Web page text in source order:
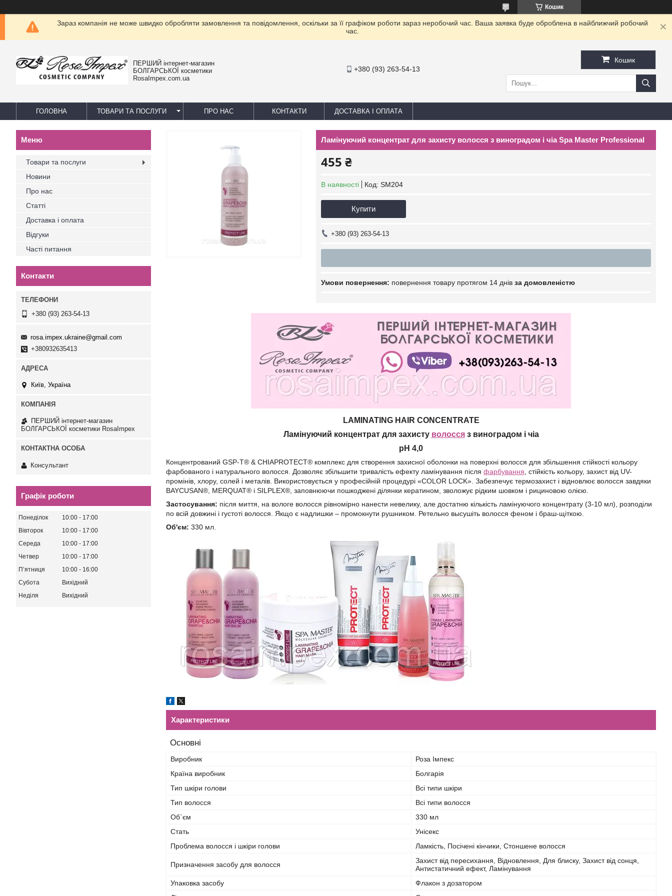
Кошик
Зараз компанія не може швидко обробляти замовлення та повідомлення, оскільки за її графіком роботи зараз неробочий час. Ваша заявка буде оброблена в найближчий робочий
час.
ПЕРШИЙ інтернет-магазин
БОЛГАРСЬКОЇ косметики
RosaImpex.com.ua
+380 (93) 263-54-13
Кошик
ГОЛОВНА ТОВАРИ ТА ПОСЛУГИ ПРО НАС КОНТАКТИ ДОСТАВКА І ОПЛАТА
Ламінуючий концентрат для захисту волосся з виноградом і чіа Spa Master Professional
455 ₴
В наявності Код: SM204
Купити
+380 (93) 263-54-13
повернення товару протягом 14 днів за домовленістю
LAMINATING HAIR CONCENTRATE
Ламінуючий концентрат для захисту волоссяз виноградом і чіа
pH 4,0
Концентрований GSP-T® & CHIAPROTECT® комплекс для створення захисної оболонки на поверхні волосся для збільшення стійкості кольору
фарбованого і натурального волосся. Дозволяє збільшити тривалість ефекту ламінування після фарбування , стійкість кольору, захист від UV-
промінів, хлору, солей і металів. Використовується у професійній процедурі «COLOR LOCK». Забезпечує термозахист і відновлює волосся завдяки
BAYCUSAN®, MERQUAT® і SILPLEX®, заповнюючи пошкоджені ділянки кератином, зволожує рідким шовком і рициновою олією.
Застосування: після миття, на вологе волосся рівномірно нанести невелику, але достатню кількість ламінуючого концентрату (3-10 мл), розподіли
по всій довжині і густоті волосся. Якщо є надлишки – промокнути рушником. Ретельно высушіть волосся феном і браш-щіткою.
Об'єм: 330 мл.
Характеристики
Основні
Виробник
Роза Імпекс
Країна виробник
Болгарія
Тип шкіри голови
Всі типи шкіри
Тип волосся
Всі типи волосся
Об`єм
330 мл
Стать
Унісекс
Проблема волосся і шкіри голови
Ламкість, Посічені кінчики, Стоншене волосся
Призначення засобу для волосся
Захист від пересихання, Відновлення, Для блиску, Захист від сонця,
Антистатичний ефект, Ламінування
Упаковка засобу
Флакон з дозатором
Товари та послуги
Новини
Про нас
Статті
Доставка і оплата
Відгуки
Часті питання
Контакти
+380 (93) 263-54-13
rosa.impex.ukraine@gmail.com
+380932635413
Київ, Україна
ПЕРШИЙ інтернет-магазин
БОЛГАРСЬКОЇ косметики RosaImpex
Консультант
Графік роботи
Понеділок 10:00
17:00
Вівторок
10:00
17:00
Середа
10:00
17:00
Четвер
10:00
17:00
Пʼятниця
10:00
16:00
Субота
Вихідний
Неділя
Вихідний